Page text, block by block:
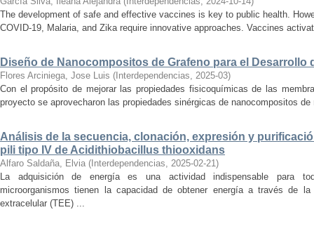
The development of safe and effective vaccines is key to public health.
COVID-19, Malaria, and Zika require innovative approaches. Vaccines
Diseño de Nanocompositos de Grafeno para el Desarrollo
Flores Arciniega, Jose Luis ( Interdependencias, 2025-03)
Con el propósito de mejorar las propiedades fisicoquímicas de las
proyecto se aprovecharon las propiedades sinérgicas de nanocompositos
Análisis de la secuencia, clonación, expresión y
pili tipo IV de Acidithiobacillus thiooxidans
Alfaro Saldaña, Elvia ( Interdependencias, 2025-02-21)
La adquisición de energía es una actividad indispensable para
microorganismos tienen la capacidad de obtener energía a través de
extracelular (TEE) ...